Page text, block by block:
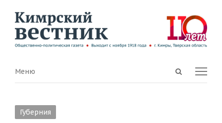
Open
Menu
Меню
Губерния